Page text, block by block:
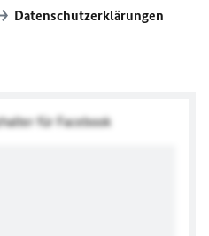
Datenschutzerklärungen
für Facebook